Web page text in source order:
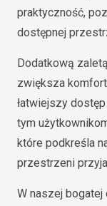
praktyczność,
dostępnej
Dodatkową
zwiększa
łatwiejszy
tym
które podkreśla
przestrzeni
W naszej